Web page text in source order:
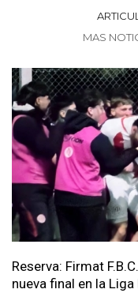
MAS
Reserva: Firmat
nueva final en la